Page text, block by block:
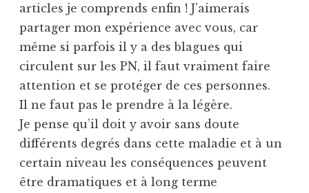
articles je comprends enfin ! J’aimerais
partager mon expérience avec vous, car
même si parfois il y a des blagues qui
circulent sur les PN, il faut vraiment faire
attention et se protéger de ces personnes.
Il ne faut pas le prendre à la légère.
Je pense qu’il doit y avoir sans doute
différents degrés dans cette maladie et à un
certain niveau les conséquences peuvent
être dramatiques et à long terme